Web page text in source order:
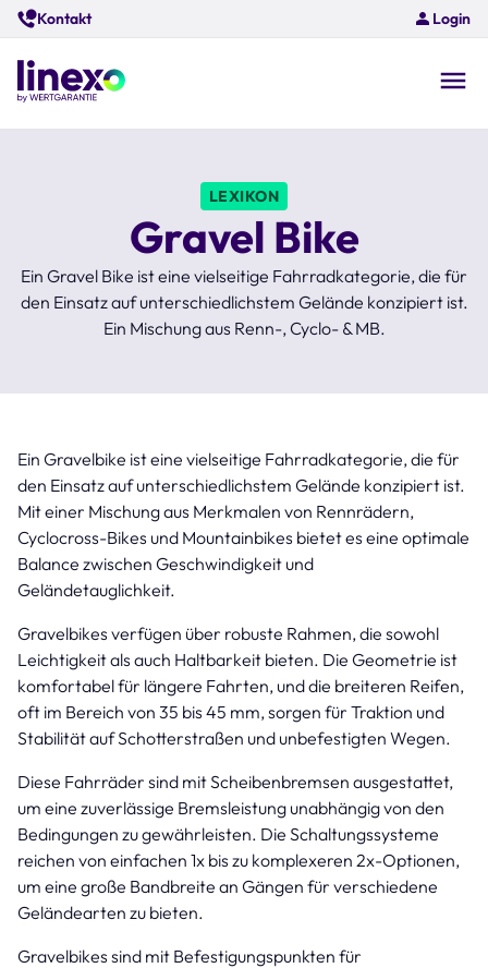
Skip
to
main
content
Kontakt Login
LEXIKON
Gravel Bike
Ein Gravel Bike ist eine vielseitige Fahrradkategorie, die für
den Einsatz auf unterschiedlichstem Gelände konzipiert ist.
Ein Mischung aus Renn-, Cyclo- & MB.
Ein Gravelbike ist eine vielseitige Fahrradkategorie, die für
den Einsatz auf unterschiedlichstem Gelände konzipiert ist.
Mit einer Mischung aus Merkmalen von Rennrädern,
Cyclocross-Bikes und Mountainbikes bietet es eine optimale
Balance zwischen Geschwindigkeit und
Geländetauglichkeit.
Gravelbikes verfügen über robuste Rahmen, die sowohl
Leichtigkeit als auch Haltbarkeit bieten. Die Geometrie ist
komfortabel für längere Fahrten, und die breiteren Reifen,
oft im Bereich von 35 bis 45 mm, sorgen für Traktion und
Stabilität auf Schotterstraßen und unbefestigten Wegen.
Diese Fahrräder sind mit Scheibenbremsen ausgestattet,
um eine zuverlässige Bremsleistung unabhängig von den
Bedingungen zu gewährleisten. Die Schaltungssysteme
reichen von einfachen 1x bis zu komplexeren 2x-Optionen,
um eine große Bandbreite an Gängen für verschiedene
Geländearten zu bieten.
Gravelbikes sind mit Befestigungspunkten für